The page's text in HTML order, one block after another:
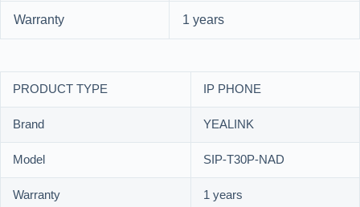
Warranty 1 years
PRODUCT TYPE
IP PHONE
Brand
YEALINK
Model
SIP-T30P-NAD
Warranty
1 years